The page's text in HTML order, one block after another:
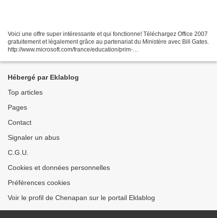
Voici une offre super intéressante et qui fonctionne! Téléchargez Office 2007
gratuitement et légalement grâce au partenariat du Ministère avec Bill Gates.
http://www.microsoft.com/france/education/prim-
Hébergé par Eklablog
Top articles
Pages
Contact
Signaler un abus
C.G.U.
Cookies et données personnelles
Préférences cookies
Voir le profil de Chenapan sur le portail Eklablog